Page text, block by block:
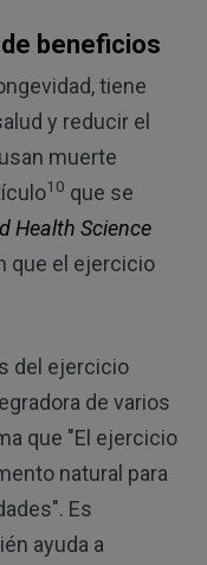
beneficios
tiene
y reducir el
muerte
10 que se
Health Science
que el ejercicio
del ejercicio
de varios
que "El ejercicio
natural para
Es
ayuda a